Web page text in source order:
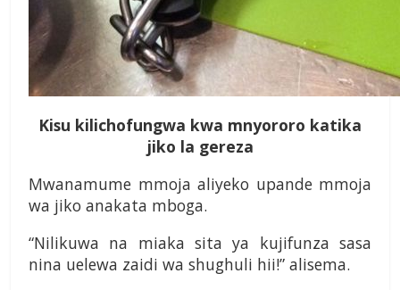
Kisu kilichofungwa kwa mnyororo katika
jiko la gereza
Mwanamume mmoja aliyeko upande mmoja
wa jiko anakata mboga.
“Nilikuwa na miaka sita ya kujifunza sasa
nina uelewa zaidi wa shughuli hii!” alisema.